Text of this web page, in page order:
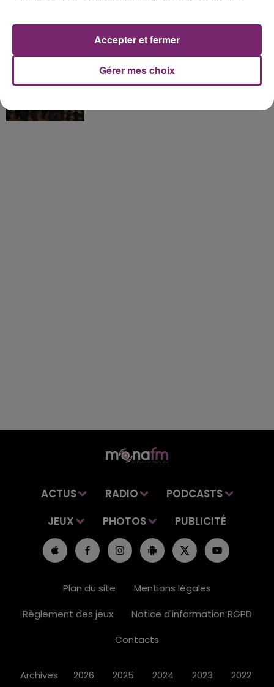
158 pompiers de la région sont
partis hier soir pour la Gironde
ACTUS RADIO
PODCASTS
JEUX
PHOTOS PUBLICITÉ
Plan du site
Mentions légales
Règlement des jeux
Notice d'information RGPD
Contacts
Archives 2026 2025 2024 2023 2022
Gérer mes choix
Accepter et fermer